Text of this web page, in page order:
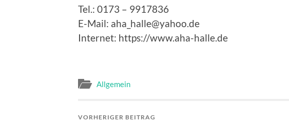
Tel.: 0173 – 9917836
E-Mail: aha_halle@yahoo.de
Internet: https://www.aha-halle.de
Allgemein
VORHERIGER BEITRAG